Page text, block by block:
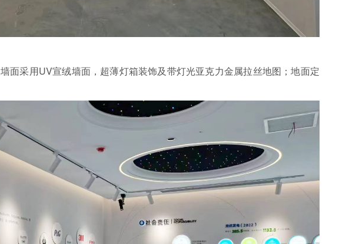
墙面采用UV宣绒墙面，超薄灯箱装饰及带灯光亚克力金属拉丝地图；地面定